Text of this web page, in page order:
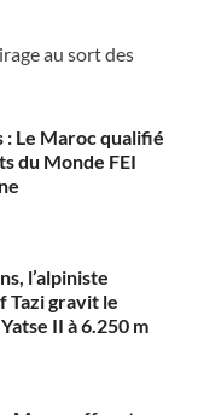
au sort des
: Le Maroc qualifié
du Monde FEI
l’alpiniste
Tazi gravit le
II à 6.250 m